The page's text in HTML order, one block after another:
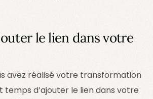
le lien dans votre
avez réalisé votre transformation
temps d’ajouter le lien dans votre